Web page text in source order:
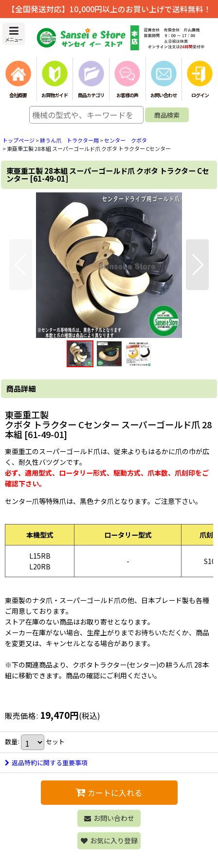
【全国発送対応】10,000円以上のお買い上げで送料無料！
メニュー
会社概要 お買物ガイド 商品カテゴリ お客様の声 お問い合わせ ログイン
トップページ>耕うん爪 トラクター用 >センター クボタ
>東亜重工製 28本組 スーパーゴールド爪 クボタ トラクター Cセンター
東亜重工製 28本組 スーパーゴールド爪 クボタ トラクター Cセ
ンター [61-49-01]
商品詳細
東亜重工製
クボタ トラクター Cセンター スーパーゴールド爪 28
本組 [61-49-01]
東亜重工のスーパーゴールド爪は、従来よりもはるかに爪の巾が広
く、耐久性バツグンです。
必ず、適用型式、ロータリー形式、駆動方式、爪本数、爪刻印をご
確認下さい。
センター爪等特殊爪は、黒色ナタ爪となります。ご注意下さい。
本機型式 ロータリー型式 爪刻
L15RB
L20RB
- S10
東亜製のナタ爪・スーパーゴールド爪の他、日本ブレード製も各種
ご用意しております。
ストア在庫のない商品はお取り寄せとなります。
メーカー在庫がない場合、生産上がりまでお待ちいただくか、商品
を変更又は、キャンセルとなる場合があります。
※下の関連商品より、クボタトラクター(センター)の耕うん爪 28本
組に移動できます。商品の確認にご利用ください。
販売価格: 19,470円(税込)
数量: セット
返品特約に関する重要事項
カートに入れる
お問い合わせ
お気に入り登録